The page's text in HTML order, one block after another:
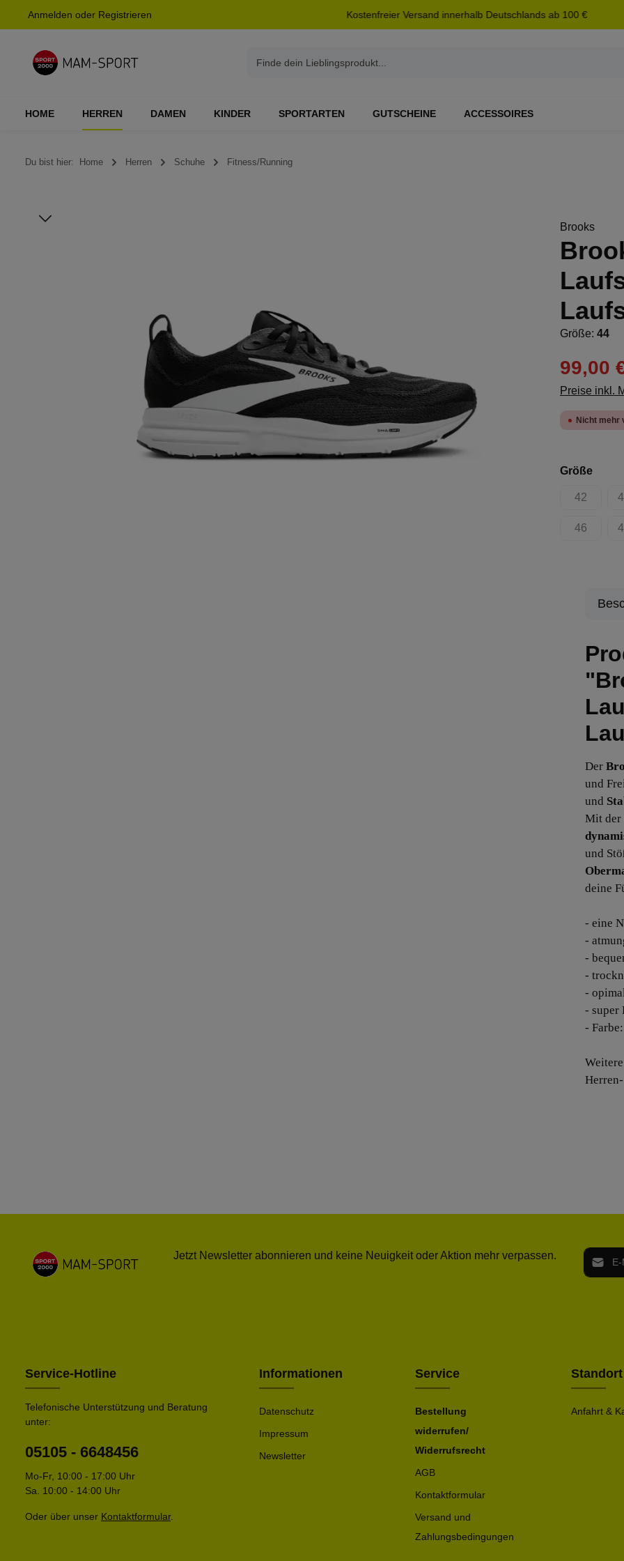
Zur Hauptnavigation springen
Anmelden oder Registrieren Kostenfreier Versand innerhalb Deutschlands ab 100 €
HOME HERREN DAMEN KINDER SPORTARTEN GUTSCHEINE ACCESSOIRES
Du bist hier: Home Herren Schuhe Fitness/Running
Bildergalerie überspringen Brooks
Größe: 44
99,00
Preise inkl.
Nicht mehr
Größe
42
(Diese
46
(Diese
Der
und
und
Mit der
und
deine
- eine
-
-
-
-
- super
-
Jetzt Newsletter abonnieren und keine Neuigkeit oder Aktion mehr verpassen. E-Mail-
Service-Hotline
Telefonische Unterstützung und Beratung
unter:
05105 - 6648456
Mo-Fr, 10:00 - 17:00 Uhr
Sa. 10:00 - 14:00 Uhr
Oder über unser Kontaktformular.
Informationen
Datenschutz
Impressum
Newsletter
Service
Bestellung
widerrufen/
Widerrufsrecht
AGB
Kontaktformular
Versand und
Zahlungsbedingungen
Standort
Anfahrt &